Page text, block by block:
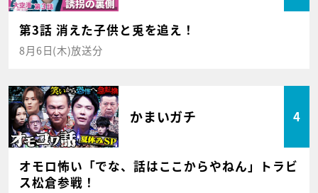
第3話 消えた子供と兎を追え！
8月6日(木)放送分
かまいガチ 4
オモロ怖い「でな、話はここからやねん」トラビ
ス松倉参戦！